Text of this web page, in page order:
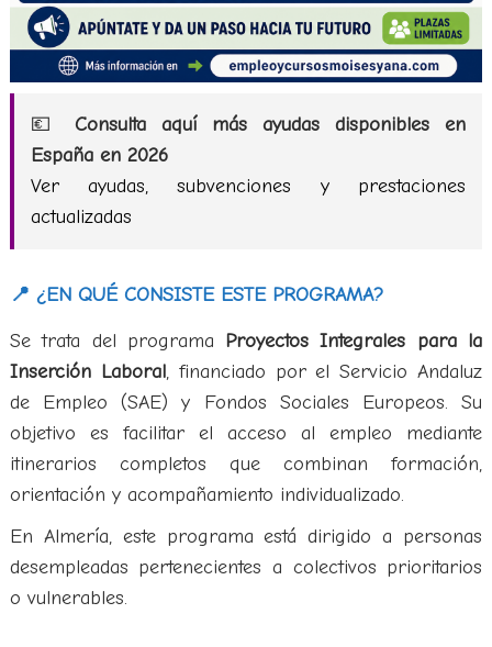
💶 Consulta aquí más ayudas disponibles en
España en 2026
Ver ayudas, subvenciones y prestaciones
actualizadas
📍 ¿EN QUÉ CONSISTE ESTE PROGRAMA?
Se trata del programa Proyectos Integrales para la
Inserción Laboral, financiado por el Servicio Andaluz
de Empleo (SAE) y Fondos Sociales Europeos. Su
objetivo es facilitar el acceso al empleo mediante
itinerarios completos que combinan formación,
orientación y acompañamiento individualizado.
En Almería, este programa está dirigido a personas
desempleadas pertenecientes a colectivos prioritarios
o vulnerables.